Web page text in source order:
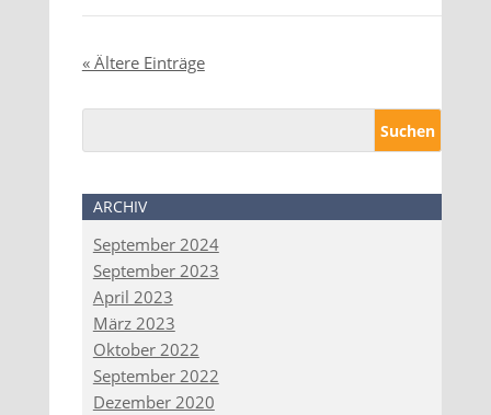
« Ältere Einträge
ARCHIV
September 2024
September 2023
April 2023
März 2023
Oktober 2022
September 2022
Dezember 2020